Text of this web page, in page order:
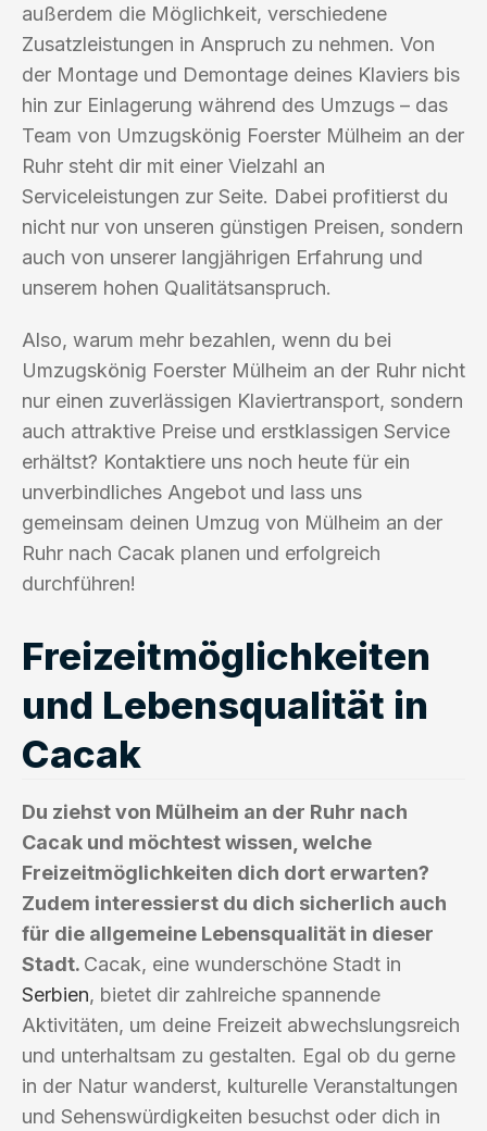
außerdem die Möglichkeit, verschiedene
Zusatzleistungen in Anspruch zu nehmen. Von
der Montage und Demontage deines Klaviers bis
hin zur Einlagerung während des Umzugs – das
Team von Umzugskönig Foerster Mülheim an der
Ruhr steht dir mit einer Vielzahl an
Serviceleistungen zur Seite. Dabei profitierst du
nicht nur von unseren günstigen Preisen, sondern
auch von unserer langjährigen Erfahrung und
unserem hohen Qualitätsanspruch.
Also, warum mehr bezahlen, wenn du bei
Umzugskönig Foerster Mülheim an der Ruhr nicht
nur einen zuverlässigen Klaviertransport, sondern
auch attraktive Preise und erstklassigen Service
erhältst? Kontaktiere uns noch heute für ein
unverbindliches Angebot und lass uns
gemeinsam deinen Umzug von Mülheim an der
Ruhr nach Cacak planen und erfolgreich
durchführen!
Freizeitmöglichkeiten
und Lebensqualität in
Cacak
Du ziehst von Mülheim an der Ruhr nach
Cacak und möchtest wissen, welche
Freizeitmöglichkeiten dich dort erwarten?
Zudem interessierst du dich sicherlich auch
für die allgemeine Lebensqualität in dieser
Stadt. Cacak, eine wunderschöne Stadt in
Serbien, bietet dir zahlreiche spannende
Aktivitäten, um deine Freizeit abwechslungsreich
und unterhaltsam zu gestalten. Egal ob du gerne
in der Natur wanderst, kulturelle Veranstaltungen
und Sehenswürdigkeiten besuchst oder dich in